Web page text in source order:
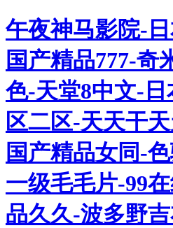
午夜神马影院-
国产精品777-奇
色-天堂8中文-
区二区-天天干
国产精品女同-
一级毛毛片-99
品久久-波多野